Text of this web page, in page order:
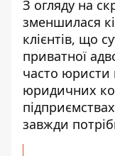
З огляду на
зменшилася
клієнтів, що
приватної
часто юристи
юридичних
завжди